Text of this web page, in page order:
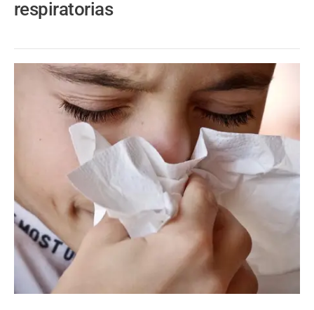
respiratorias